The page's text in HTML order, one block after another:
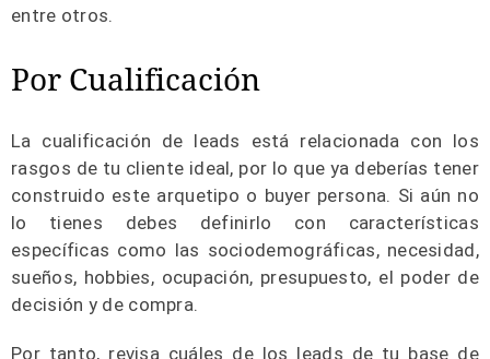
entre otros.
Por Cualificación
La cualificación de leads está relacionada con los
rasgos de tu cliente ideal, por lo que ya deberías tener
construido este arquetipo o buyer persona. Si aún no
lo tienes debes definirlo con características
específicas como las sociodemográficas, necesidad,
sueños, hobbies, ocupación, presupuesto, el poder de
decisión y de compra.
Por tanto, revisa cuáles de los leads de tu base de